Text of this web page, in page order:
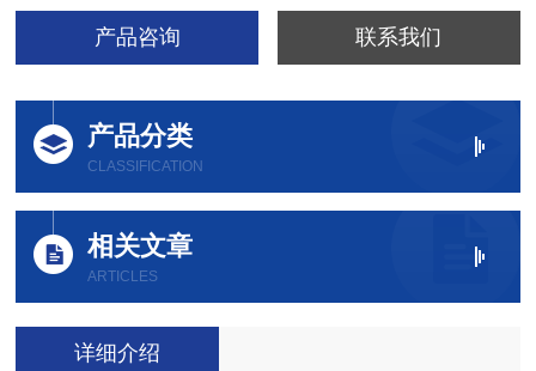
产品咨询 联系我们
产品分类
CLASSIFICATION
相关文章
ARTICLES
详细介绍